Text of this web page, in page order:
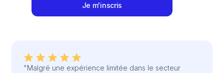
Je m'inscris
"Malgré une expérience limitée dans le secteur